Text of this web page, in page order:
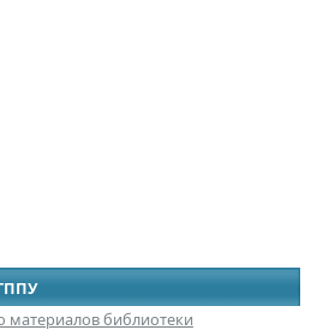
материалов библиотеки